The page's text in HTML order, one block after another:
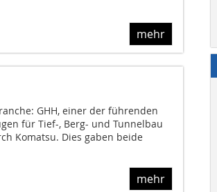
mehr
GHH, einer der führenden
für Tief-, Berg- und Tunnelbau
Komatsu. Dies gaben beide
mehr